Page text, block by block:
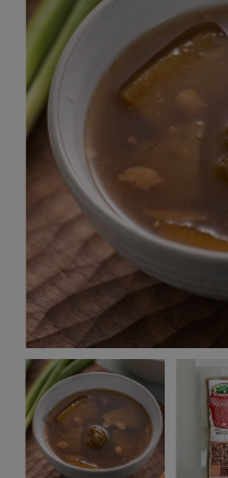
蛋
豆製品
肉品・水產
畜產肉類
水畜加工品
調理食材・點心
調味醬料/南北貨
休閒零嘴
保健食品
居家好物
海鮮
常備菜
蔬食
蛋料理
料理方式
烘焙．點心
醬料
湯品．鍋物
漬物
涼拌沙拉
飲品
2026年端午節預購圓滿結束
更多預購活動
當季產品
合作25-經典快閃最後一週
合作25-精選產品第四彈
合作25-精選產品第三彈
更多當季產品
議題活動
主婦聯盟X樂齡網特約優惠案
30%rPET紅烏龍茶
主婦食堂
社內大小事
產品故事
樂齡生活
廚房瑜伽
關注議題
減硝酸鹽
非基改運動
廢核運動
減添加物
公益金
更多議題
認識合作社
關於我們
合作社組織
員工與求才
產品檢驗
自主把關
檢驗報告
硝酸鹽檢驗
社員權益
合作社法規
重要公告